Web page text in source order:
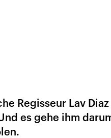
Regisseur Lav
es gehe ihm